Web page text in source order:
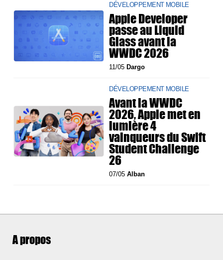
DÉVELOPPEMENT MOBILE
Apple Developer
passe au Liquid
Glass avant la
WWDC 2026
11/05 Dargo
DÉVELOPPEMENT MOBILE
Avant la WWDC
2026, Apple met en
lumière 4
vainqueurs du Swift
Student Challenge
26
07/05Alban
A propos